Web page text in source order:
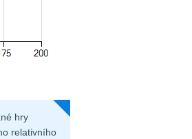
hry
relativního